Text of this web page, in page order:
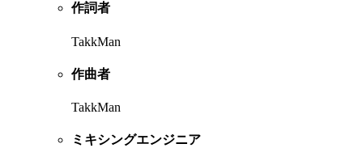
作詞者
TakkMan
作曲者
TakkMan
ミキシングエンジニア